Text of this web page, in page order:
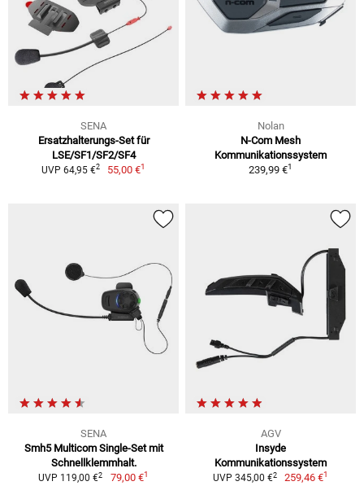
SENA
Ersatzhalterungs-Set für
LSE/SF1/SF2/SF4
UVP 64,95 €2 55,00 €1
Nolan
N-Com Mesh
Kommunikationssystem
239,99 €1
SENA
Smh5 Multicom Single-Set mit
Schnellklemmhalt.
UVP 119,00 €2 79,00 €1
AGV
Insyde
Kommunikationssystem
UVP 345,00 €2 259,46 €1